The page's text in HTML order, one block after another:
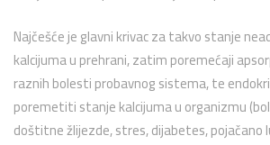
Najčešće je glavni krivac za takvo stanje
kalcijuma u prehrani, zatim poremećaji
raznih bolesti probavnog sistema, te
poremetiti stanje kalcijuma u organizmu
doštitne žlijezde, stres, dijabetes, pojačano